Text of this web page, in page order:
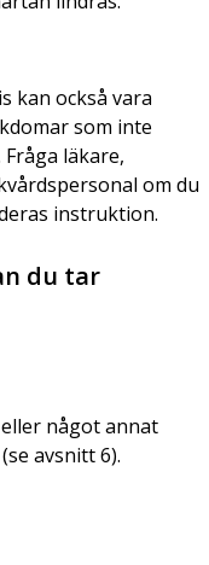
kan också vara
som inte
läkare,
om du
instruktion.
du tar
något annat
avsnitt 6).